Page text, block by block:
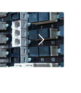
1 2 3